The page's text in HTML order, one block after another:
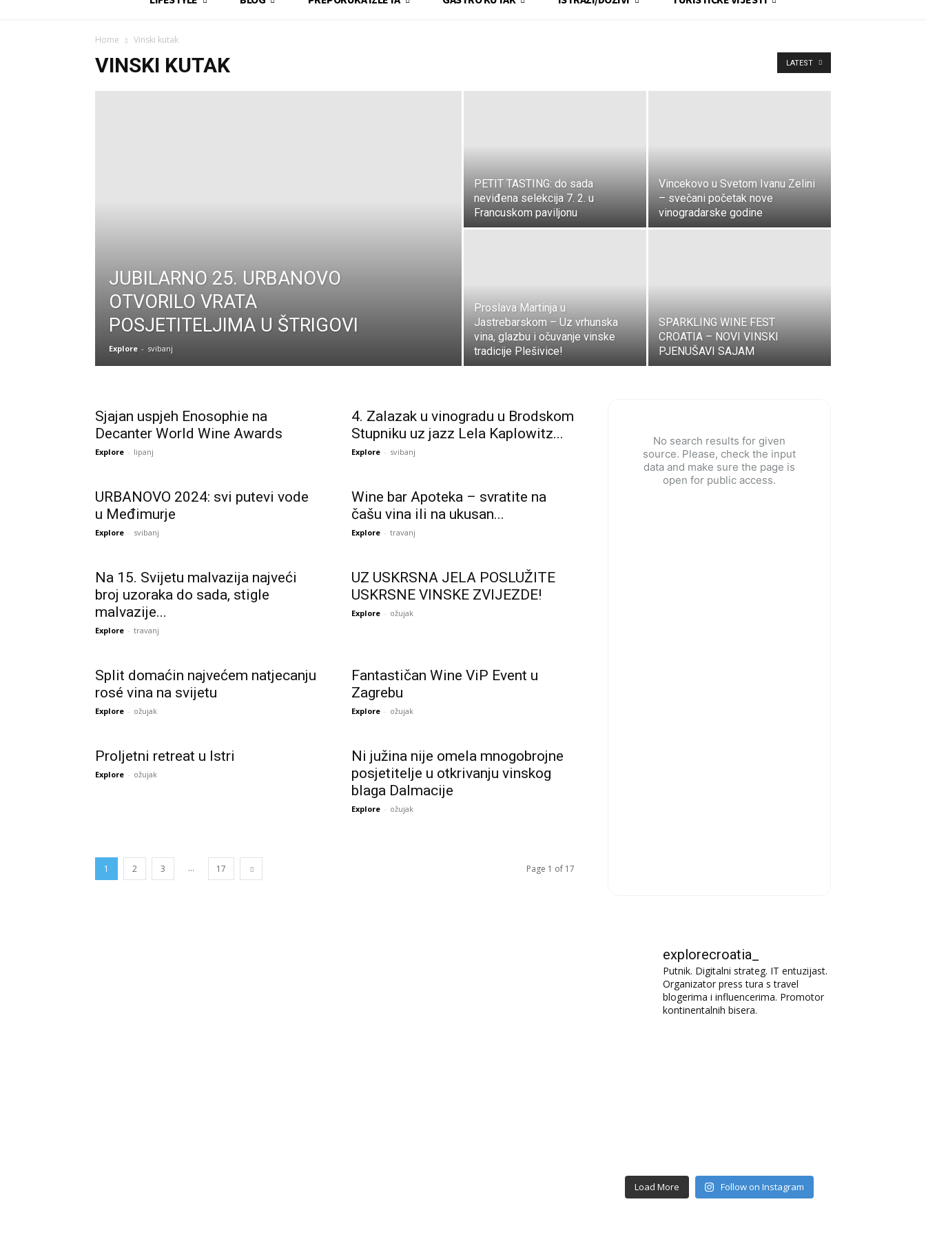
Home Vinski kutak
VINSKI KUTAK LATEST
JUBILARNO 25. URBANOVO
OTVORILO VRATA
POSJETITELJIMA U ŠTRIGOVI
Explore - svibanj
PETIT TASTING: do sada
neviđena selekcija 7. 2. u
Francuskom paviljonu
Vincekovo u Svetom Ivanu Zelini
– svečani početak nove
vinogradarske godine
Proslava Martinja u
Jastrebarskom – Uz vrhunska
vina, glazbu i očuvanje vinske
tradicije Plešivice!
SPARKLING WINE FEST
CROATIA – NOVI VINSKI
PJENUŠAVI SAJAM
Sjajan uspjeh Enosophie na
Decanter World Wine Awards
Explore - lipanj
4. Zalazak u vinogradu u Brodskom
Stupniku uz jazz Lela Kaplowitz...
Explore - svibanj
URBANOVO 2024: svi putevi vode
u Međimurje
Explore - svibanj
Wine bar Apoteka – svratite na
čašu vina ili na ukusan...
Explore - travanj
Na 15. Svijetu malvazija najveći
broj uzoraka do sada, stigle
malvazije...
Explore - travanj
UZ USKRSNA JELA POSLUŽITE
USKRSNE VINSKE ZVIJEZDE!
Explore - ožujak
Split domaćin najvećem natjecanju
rosé vina na svijetu
Explore - ožujak
Fantastičan Wine ViP Event u
Zagrebu
Explore - ožujak
Proljetni retreat u Istri
Explore - ožujak
Ni južina nije omela mnogobrojne
posjetitelje u otkrivanju vinskog
blaga Dalmacije
Explore - ožujak
1 2 3 ... 17 Page 1 of 17
No search results for given
source. Please, check the input
data and make sure the page is
open for public access.
explorecroatia_
Putnik. Digitalni strateg. IT entuzijast.
Organizator press tura s travel
blogerima i influencerima. Promotor
kontinentalnih bisera.
Load More Follow on Instagram